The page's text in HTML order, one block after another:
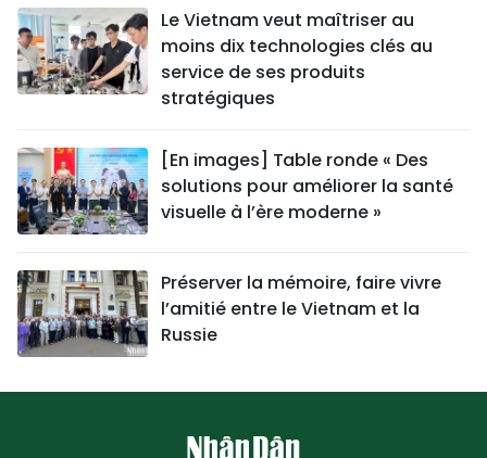
Le Vietnam veut maîtriser au
moins dix technologies clés au
service de ses produits
stratégiques
[En images] Table ronde « Des
solutions pour améliorer la santé
visuelle à l’ère moderne »
Préserver la mémoire, faire vivre
l’amitié entre le Vietnam et la
Russie